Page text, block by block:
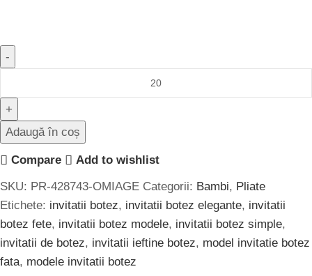
Adaugă în coș
Compare
Add to wishlist
SKU: PR-428743-OMIAGE Categorii: Bambi, Pliate
Etichete: invitatii botez, invitatii botez elegante, invitatii
botez fete, invitatii botez modele, invitatii botez simple,
invitatii de botez, invitatii ieftine botez, model invitatie botez
fata, modele invitatii botez